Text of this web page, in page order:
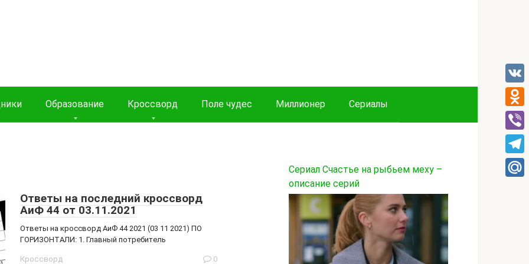
Образование Кроссворд Поле чудес Миллионер Сериалы
Ответы на последний кроссворд
АиФ 44 от 03.11.2021
Ответы на кроссворд АиФ 44 2021 (03 11 2021) ПО
ГОРИЗОНТАЛИ: 1. Главный потребитель
Кроссворд 0
Сериал Счастье на рыбьем меху –
описание серий
VK
Viber